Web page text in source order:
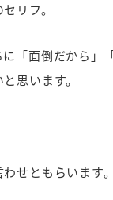
リフ。
「面倒だから」
思います。
せともらいます。